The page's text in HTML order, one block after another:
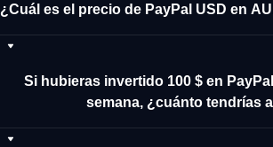
¿Cuál es el precio de PayPal USD en
Si hubieras invertido 100 $ en
semana, ¿cuánto tendrías